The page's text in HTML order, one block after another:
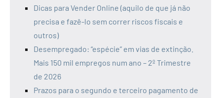
Dicas para Vender Online (aquilo de que já não
precisa e fazê-lo sem correr riscos fiscais e
outros)
Desempregado: “espécie” em vias de extinção.
Mais 150 mil empregos num ano – 2º Trimestre
de 2026
Prazos para o segundo e terceiro pagamento de